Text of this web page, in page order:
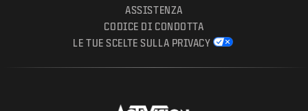
ASSISTENZA
CODICE DI CONDOTTA
LE TUE SCELTE SULLA PRIVACY